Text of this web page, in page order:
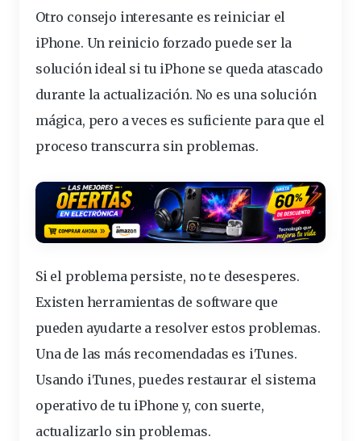
Otro consejo interesante esreiniciar el
iPhone. Un reinicio forzado puede ser la
solución ideal si tu iPhone se queda atascado
durante la actualización. No es una solución
mágica, pero a veces es suficiente para que el
proceso transcurra sin problemas.
Si el problema persiste, no te desesperes.
Existen herramientas de software que
pueden ayudarte a resolver estos problemas.
Una de las más recomendadas es iTunes.
Usando iTunes, puedesrestaurar el sistema
operativo de tu iPhone y, con suerte,
actualizarlo sin problemas.